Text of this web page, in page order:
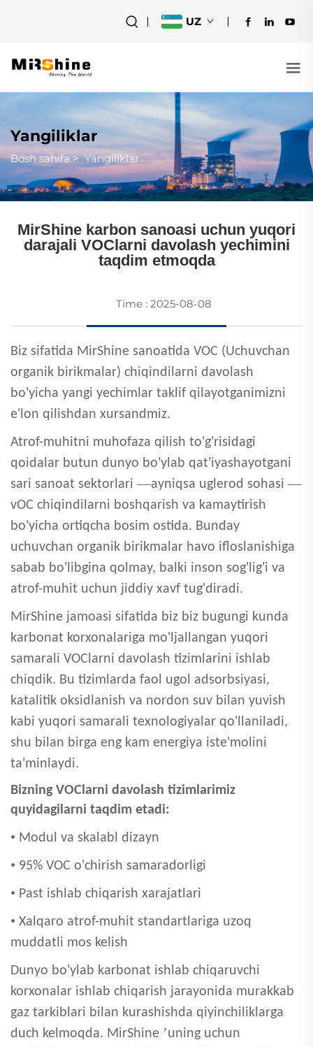
UZ
Yangiliklar
Bosh sahifa>Yangiliklar
MirShine karbon sanoasi uchun yuqori
darajali VOClarni davolash yechimini
taqdim etmoqda
Time : 2025-08-08
Biz sifatida MirShine sanoatida VOC (Uchuvchan
organik birikmalar) chiqindilarni davolash
bo'yicha yangi yechimlar taklif qilayotganimizni
e'lon qilishdan xursandmiz.
Atrof-muhitni muhofaza qilish to'g'risidagi
qoidalar butun dunyo bo'ylab qat'iyashayotgani
sari sanoat sektorlari —ayniqsa uglerod sohasi —
vOC chiqindilarni boshqarish va kamaytirish
bo'yicha ortiqcha bosim ostida. Bunday
uchuvchan organik birikmalar havo ifloslanishiga
sabab bo'libgina qolmay, balki inson sog'lig'i va
atrof-muhit uchun jiddiy xavf tug'diradi.
MirShine jamoasi sifatida biz biz bugungi kunda
karbonat korxonalariga mo'ljallangan yuqori
samarali VOClarni davolash tizimlarini ishlab
chiqdik. Bu tizimlarda faol ugol adsorbsiyasi,
katalitik oksidlanish va nordon suv bilan yuvish
kabi yuqori samarali texnologiyalar qo'llaniladi,
shu bilan birga eng kam energiya iste'molini
ta'minlaydi.
Bizning VOClarni davolash tizimlarimiz
quyidagilarni taqdim etadi:
• Modul va skalabl dizayn
• 95% VOC o'chirish samaradorligi
• Past ishlab chiqarish xarajatlari
• Xalqaro atrof-muhit standartlariga uzoq
muddatli mos kelish
Dunyo bo'ylab karbonat ishlab chiqaruvchi
korxonalar ishlab chiqarish jarayonida murakkab
gaz tarkiblari bilan kurashishda qiyinchiliklarga
duch kelmoqda. MirShine ’uning uchun